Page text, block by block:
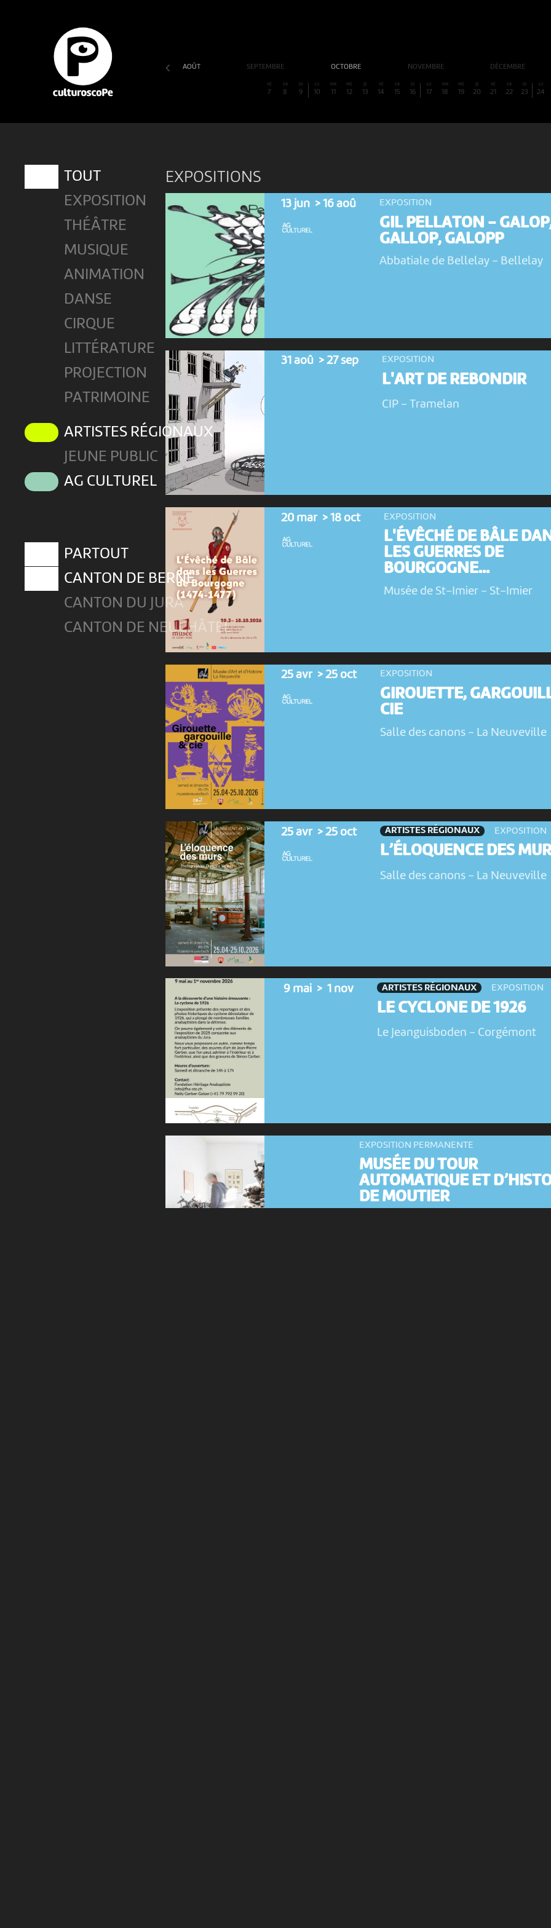
AOÛT SEPTEMBRE OCTOBRE NOVEMBRE DÉCEMBRE
VE
7
SA
8
DI
9
LU
10
MA
11
ME
12
JE
13
VE
14
SA
15
DI
16
LU
17
MA
18
ME
19
JE
20
VE
21
SA
22
DI
23
LU
24
TOUT
EXPOSITION
THÉÂTRE
MUSIQUE
ANIMATION
DANSE
CIRQUE
LITTÉRATURE
PROJECTION
PATRIMOINE
ARTISTES RÉGIONAUX
JEUNE PUBLIC
AG CULTUREL
PARTOUT
CANTON DE BERNE
CANTON DU JURA
CANTON DE NEUCHÂTEL
EXPOSITIONS
13 jun > 16 aoû EXPOSITION
GIL PELLATON -
GALLOP, GALOPP
Abbatiale de Bellelay - Bellelay
31 aoû > 27 sep EXPOSITION
L'ART DE REBONDIR
CIP - Tramelan
20 mar > 18 oct EXPOSITION
L'ÉVÊCHÉ DE BÂLE
LES GUERRES DE
BOURGOGNE...
Musée de St-Imier - St-Imier
25 avr > 25 oct EXPOSITION
GIROUETTE,
CIE
Salle des canons - La Neuveville
25 avr > 25 oct ARTISTES RÉGIONAUX EXPOSITION
L’ÉLOQUENCE DES
Salle des canons - La Neuveville
9 mai > 1 nov ARTISTES RÉGIONAUX EXPOSITION
LE CYCLONE DE 1926
Le Jeanguisboden - Corgémont
EXPOSITION PERMANENTE
MUSÉE DU TOUR
AUTOMATIQUE ET
DE MOUTIER